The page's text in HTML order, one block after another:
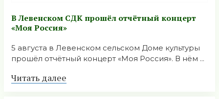
В Левенском СДК прошёл отчётный концерт
«Моя Россия»
5 августа в Левенском сельском Доме культуры
прошёл отчётный концерт «Моя Россия». В нём ...
Читать далее